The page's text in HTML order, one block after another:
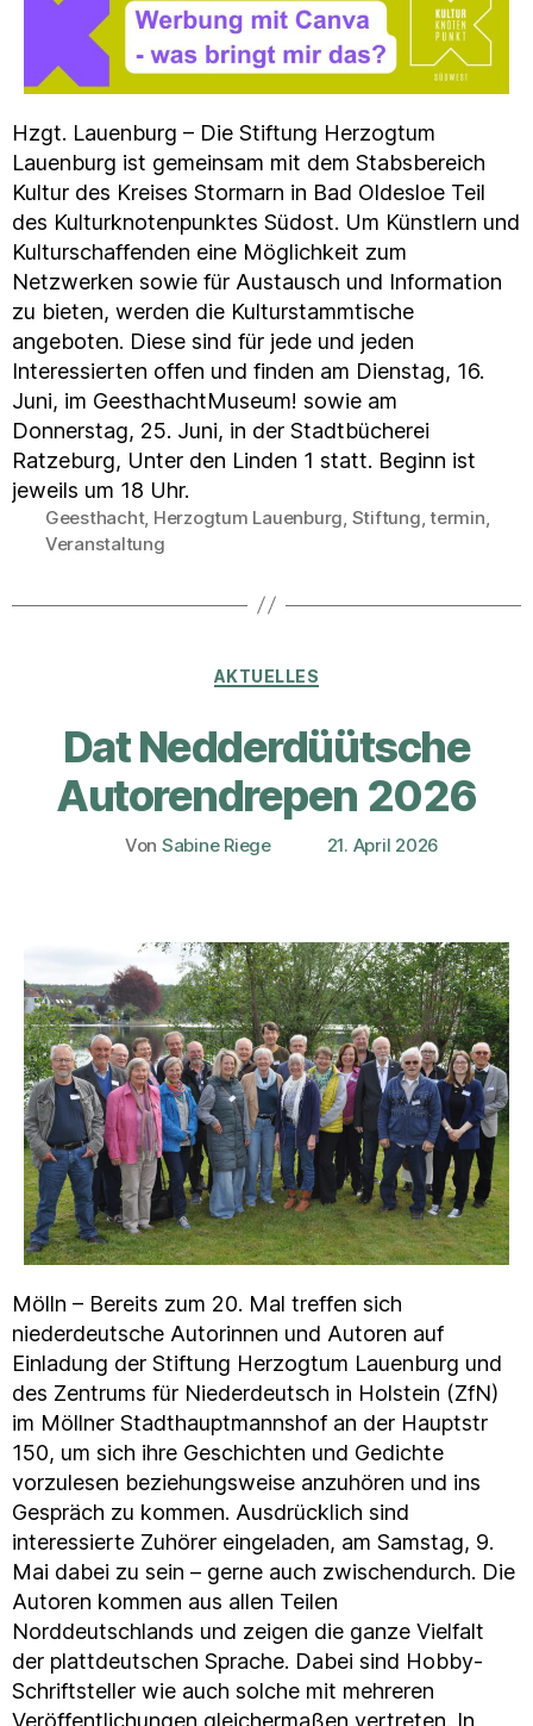
Hzgt. Lauenburg – Die Stiftung Herzogtum
Lauenburg ist gemeinsam mit dem Stabsbereich
Kultur des Kreises Stormarn in Bad Oldesloe Teil
des Kulturknotenpunktes Südost. Um Künstlern und
Kulturschaffenden eine Möglichkeit zum
Netzwerken sowie für Austausch und Information
zu bieten, werden die Kulturstammtische
angeboten. Diese sind für jede und jeden
Interessierten offen und finden am Dienstag, 16.
Juni, im GeesthachtMuseum! sowie am
Donnerstag, 25. Juni, in der Stadtbücherei
Ratzeburg, Unter den Linden 1 statt. Beginn ist
jeweils um 18 Uhr.
Schlagwörter
Geesthacht, Herzogtum Lauenburg Stiftung ,termin
Veranstaltung
Kategorien
AKTUELLES
Dat Nedderdüütsche
Autorendrepen 2026
Beitragsautor
Von Sabine Riege Veröffentlichungsdatum
21. April 2026
Mölln – Bereits zum 20. Mal treffen sich
niederdeutsche Autorinnen und Autoren auf
Einladung der Stiftung Herzogtum Lauenburg und
des Zentrums für Niederdeutsch in Holstein (ZfN)
im Möllner Stadthauptmannshof an der Hauptstr
150, um sich ihre Geschichten und Gedichte
vorzulesen beziehungsweise anzuhören und ins
Gespräch zu kommen. Ausdrücklich sind
interessierte Zuhörer eingeladen, am Samstag, 9.
Mai dabei zu sein – gerne auch zwischendurch. Die
Autoren kommen aus allen Teilen
Norddeutschlands und zeigen die ganze Vielfalt
der plattdeutschen Sprache. Dabei sind Hobby-
Schriftsteller wie auch solche mit mehreren
Veröffentlichungen gleichermaßen vertreten. In